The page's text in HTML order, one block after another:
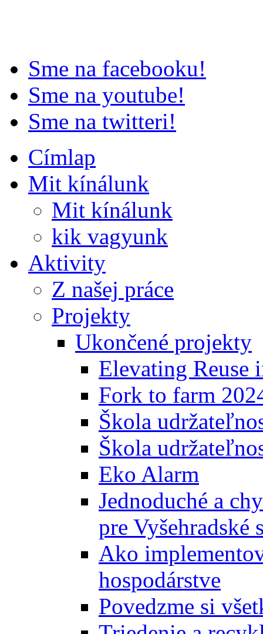
Sme na facebooku!
Sme na youtube!
Sme na twitteri!
Címlap
Mit kínálunk
Mit kínálunk
kik vagyunk
Aktivity
Z našej práce
Projekty
Ukončené projekty
Elevating Reuse
Fork to farm
Škola
Škola
Eko Alarm
Jednoduché a
pre Vyšehradské
Ako
hospodárstve
Povedzme si